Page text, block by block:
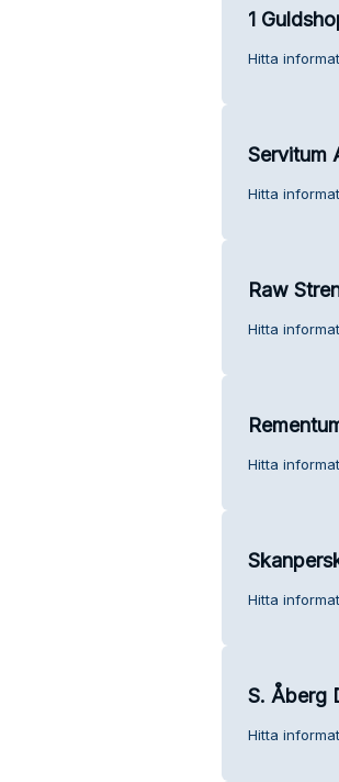
1
Hitta
Servitum
Hitta
Raw
Hitta
Hitta
Hitta
S. Åberg
Hitta